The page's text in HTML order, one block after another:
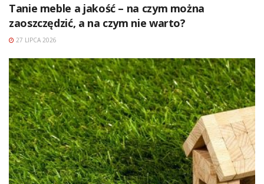
Tanie meble a jakość – na czym można
zaoszczędzić, a na czym nie warto?
27 LIPCA 2026